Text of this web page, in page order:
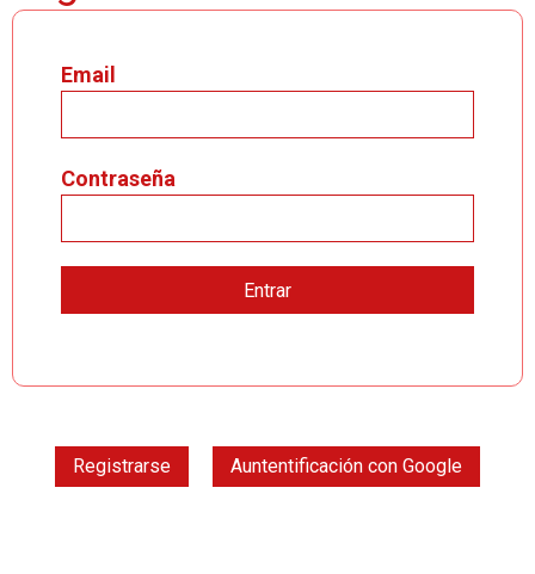
Email
Contraseña
Registrarse Auntentificación con Google